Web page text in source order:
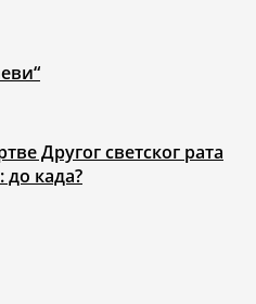
Другог светског рата
до када?